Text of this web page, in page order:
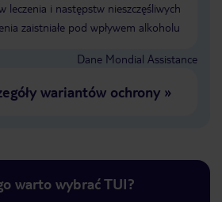
leczenia i następstw nieszczęśliwych
zaistniałe pod wpływem alkoholu
Dane Mondial Assistance
wariantów ochrony»
warto wybrać TUI?